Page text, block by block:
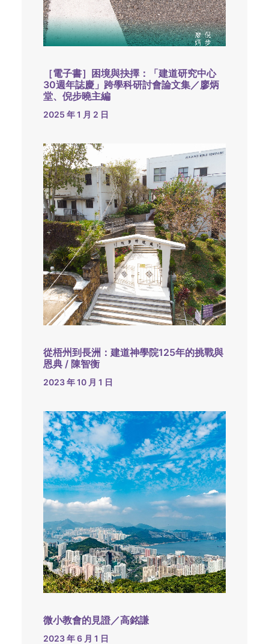
［電子書］困境與抉擇：「建道研究中心
30週年誌慶」跨學科研討會論文集／廖炳
堂、倪步曉主編
2025 年 1 月 2 日
從梧州到長洲：建道神學院125年的挑戰與
恩典 / 陳智衡
2023 年 10 月 1 日
微小教會的見證／高銘謙
2023 年 6 月 1 日